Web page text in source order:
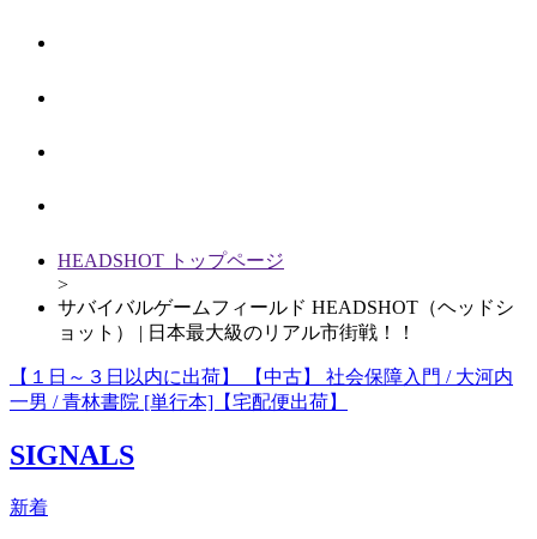
HEADSHOT トップページ
>
サバイバルゲームフィールド HEADSHOT（ヘッドシ
ョット） | 日本最大級のリアル市街戦！！
【１日～３日以内に出荷】 【中古】 社会保障入門 / 大河内
一男 / 青林書院 [単行本]【宅配便出荷】
SIGNALS
新着